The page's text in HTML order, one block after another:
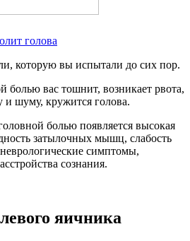
голова
которую вы испытали до сих пор.
болью вас тошнит, возникает рвота,
и шуму, кружится голова.
болью появляется высокая
затылочных мышц, слабость
симптомы,
сознания.
яичника